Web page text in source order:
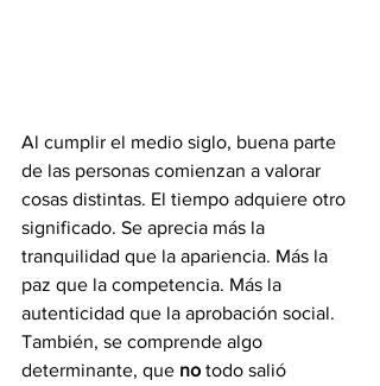
Al cumplir el medio siglo, buena parte
de las personas comienzan a valorar
cosas distintas. El tiempo adquiere otro
significado. Se aprecia más la
tranquilidad que la apariencia. Más la
paz que la competencia. Más la
autenticidad que la aprobación social.
También, se comprende algo
determinante, que no todo salió